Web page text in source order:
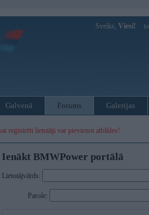
Sveiks, Viesi!
Galvenā Forums Galerijas
reģistrēti lietotāji var pievienot atbildes!
Ienākt BMWPower portālā
Lietotājvārds:
Parole: